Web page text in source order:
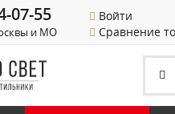
07-55
и МО
Войти
Сравнение